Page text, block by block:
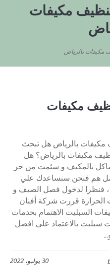
مكيفات
مكيفات بالرياض
مكيفات
بالرياض هل تبحث
مكيفات بالرياض؟ هل
بالمكيف و سئمت من حر
هم فنحن سنساعدك علي
، فنظرا لدخول فصل الصيف و
الحرارة قررت شركة أفنان
السبليت الاهتمام بخدمات
سبليت بالاعتماد علي افضل
30 يوليو، 2022